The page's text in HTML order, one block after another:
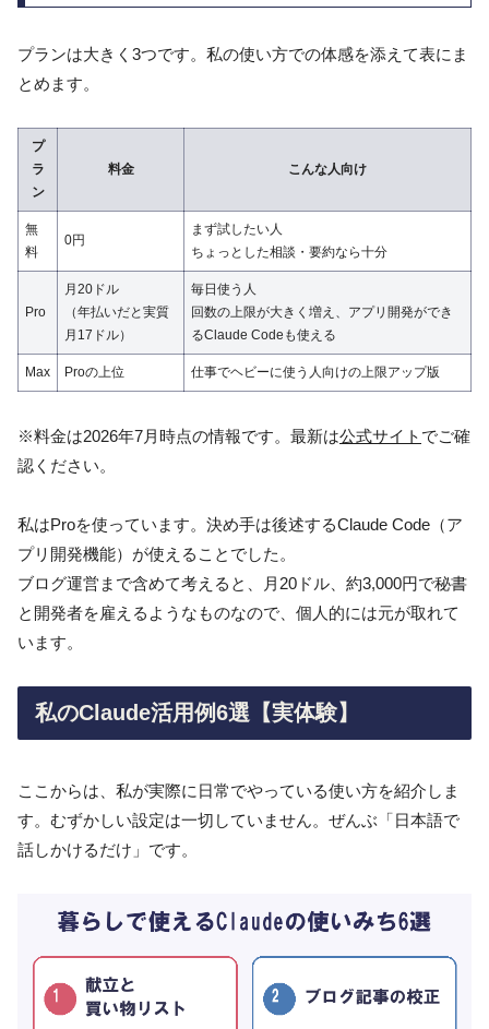
プランは大きく3つです。私の使い方での体感を添えて表にま
とめます。
プ
ラ
ン
料金 こんな人向け
無
料
0円
まず試したい人
ちょっとした相談・要約なら十分
Pro
月20ドル
（年払いだと実質
月17ドル）
毎日使う人
回数の上限が大きく増え、アプリ開発ができ
るClaude Codeも使える
Max Proの上位 仕事でヘビーに使う人向けの上限アップ版
※料金は2026年7月時点の情報です。最新は公式サイト でご確
認ください。
私はProを使っています。決め手は後述するClaude Code（ア
プリ開発機能）が使えることでした。
ブログ運営まで含めて考えると、月20ドル、約3,000円で秘書
と開発者を雇えるようなものなので、個人的には元が取れて
います。
私のClaude活用例6選【実体験】
ここからは、私が実際に日常でやっている使い方を紹介しま
す。むずかしい設定は一切していません。ぜんぶ「日本語で
話しかけるだけ」です。